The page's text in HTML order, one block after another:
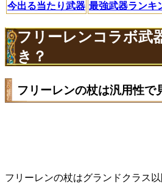
今出る当たり武器 最強武器ランキ
フリーレンコラボ武
き？
フリーレンの杖は汎用性で
フリーレンの杖はグランドクラス